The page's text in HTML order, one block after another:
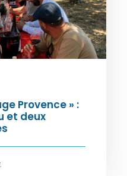
Provence » :
et deux